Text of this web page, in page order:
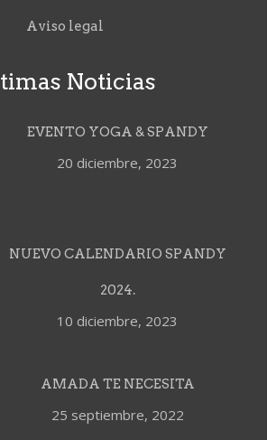
Aviso legal
Noticias
EVENTO YOGA & SPANDY
20 diciembre, 2023
NUEVO CALENDARIO SPANDY
2024.
10 diciembre, 2023
AMADA TE NECESITA
25 septiembre, 2022